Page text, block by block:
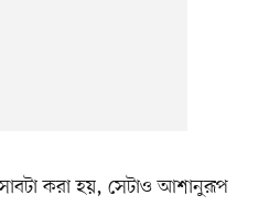
করা হয়, সেটাও আশানুরূপ